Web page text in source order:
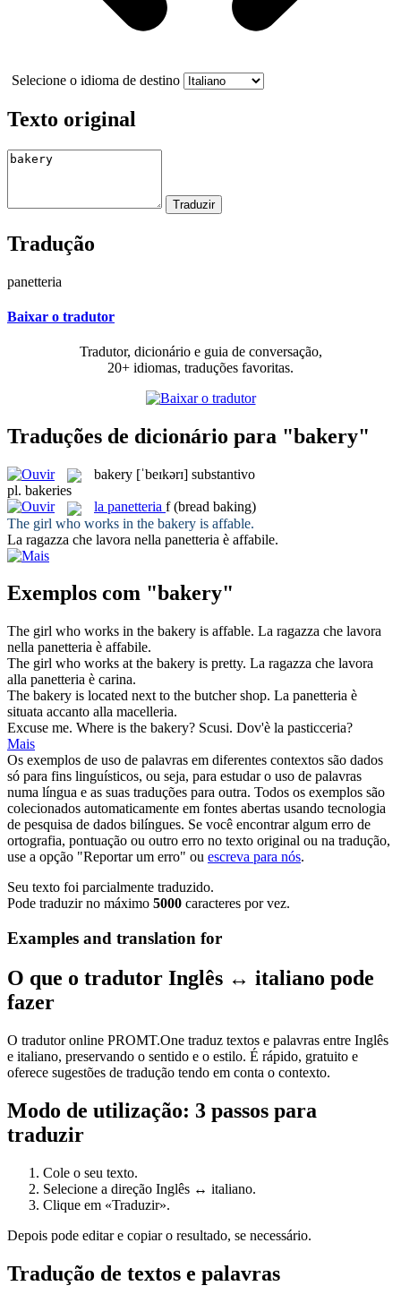
Selecione o idioma de destino
Texto original
Tradução
panetteria
Baixar o tradutor
Tradutor, dicionário e guia de conversação,
20+ idiomas, traduções favoritas.
Traduções de dicionário para "bakery"
bakery [ˈbeɪkərɪ] substantivo
pl. bakeries
la panetteria f (bread baking)
The girl who works in the bakery is affable.
La ragazza che lavora nella panetteria è affabile.
Exemplos com "bakery"
The girl who works in the bakery is affable. La ragazza che lavora
nella panetteria è affabile.
The girl who works at the bakery is pretty. La ragazza che lavora
alla panetteria è carina.
The bakery is located next to the butcher shop. La panetteria è
situata accanto alla macelleria.
Excuse me. Where is the bakery? Scusi. Dov'è la pasticceria?
Mais
Os exemplos de uso de palavras em diferentes contextos são dados
só para fins linguísticos, ou seja, para estudar o uso de palavras
numa língua e as suas traduções para outra. Todos os exemplos são
colecionados automaticamente em fontes abertas usando tecnologia
de pesquisa de dados bilíngues. Se você encontrar algum erro de
ortografia, pontuação ou outro erro no texto original ou na tradução,
use a opção "Reportar um erro" ou escreva para nós.
Seu texto foi parcialmente traduzido.
Pode traduzir no máximo 5000 caracteres por vez.
Examples and translation for
O que o tradutor Inglês ↔ italiano pode
fazer
O tradutor online PROMT.One traduz textos e palavras entre Inglês
e italiano, preservando o sentido e o estilo. É rápido, gratuito e
oferece sugestões de tradução tendo em conta o contexto.
Modo de utilização: 3 passos para
traduzir
Cole o seu texto.
Selecione a direção Inglês ↔ italiano.
Clique em «Traduzir».
Depois pode editar e copiar o resultado, se necessário.
Tradução de textos e palavras